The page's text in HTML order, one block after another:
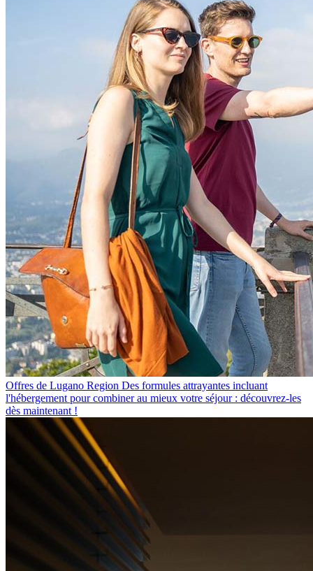
Offres de Lugano Region Des formules attrayantes incluant
l'hébergement pour combiner au mieux votre séjour : découvrez-les
dès maintenant !